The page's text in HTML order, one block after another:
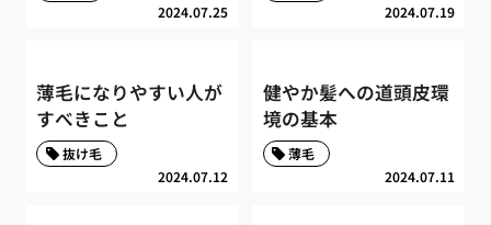
2024.07.25 2024.07.19
薄毛になりやすい人が
すべきこと
2024.07.12
抜け毛
健やか髪への道頭皮環
境の基本
2024.07.11
薄毛